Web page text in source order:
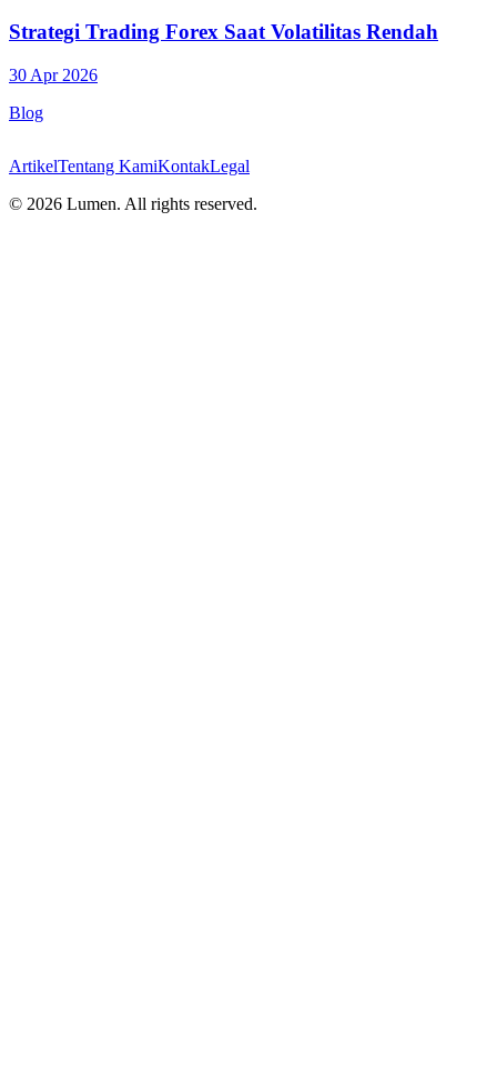
Strategi Trading Forex Saat Volatilitas Rendah
30 Apr 2026
Blog
ArtikelTentang KamiKontakLegal
© 2026 Lumen. All rights reserved.